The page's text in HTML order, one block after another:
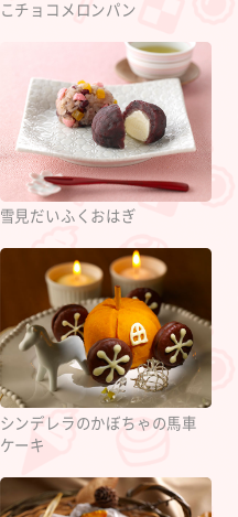
こチョコメロンパン
雪見だいふくおはぎ
シンデレラのかぼちゃの馬車
ケーキ